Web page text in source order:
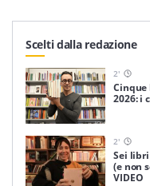
Scelti dalla redazione
2'
Cinque
2026: i
2'
Sei libri
(e non
VIDEO